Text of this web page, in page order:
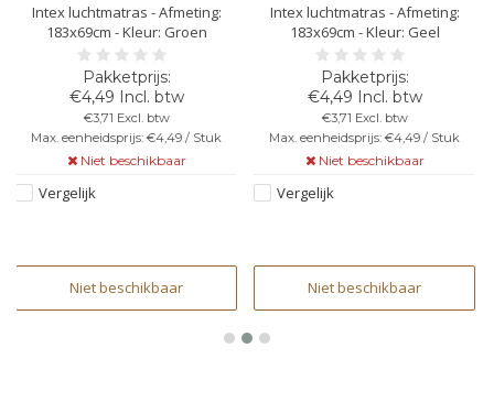
Intex luchtmatras - Afmeting:
183x69cm - Kleur: Groen
€4,49 Incl. btw
€3,71 Excl. btw
Max. eenheidsprijs: €4,49 / Stuk
Niet beschikbaar
Vergelijk
Niet beschikbaar
Intex luchtmatras - Afmeting:
183x69cm - Kleur: Geel
€4,49 Incl. btw
€3,71 Excl. btw
Max. eenheidsprijs: €4,49 / Stuk
Niet beschikbaar
Vergelijk
Niet beschikbaar